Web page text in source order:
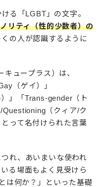
る「LGBT」の文字。
リティ（性的少数者）の
の人が認識するように
ュープラス）は、
（ゲイ）」
」「Trans-gender（ト
（クィア/ク
って名付けられた言葉
れ、あいまいな使われ
る場面もよく見受けら
は何か？」といった基礎